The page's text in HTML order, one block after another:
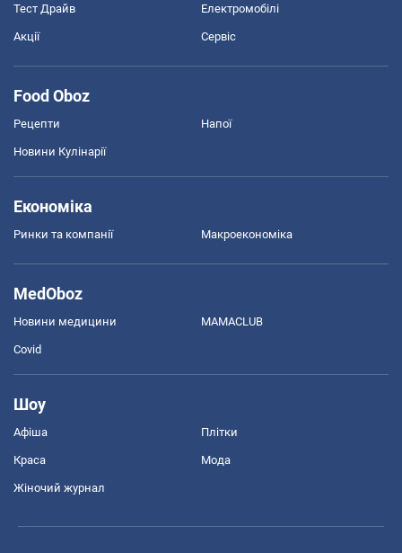
Тест Драйв Електромобілі
Акції Сервіс
Food Oboz
Рецепти Напої
Новини Кулінарії
Економіка
Ринки та компанії Макроекономіка
MedOboz
Новини медицини MAMACLUB
Covid
Шоу
Афіша Плітки
Краса Мода
Жіночий журнал